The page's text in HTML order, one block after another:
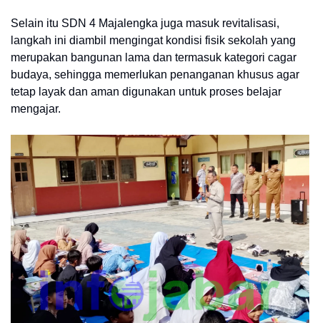
Selain itu SDN 4 Majalengka juga masuk revitalisasi,
langkah ini diambil mengingat kondisi fisik sekolah yang
merupakan bangunan lama dan termasuk kategori cagar
budaya, sehingga memerlukan penanganan khusus agar
tetap layak dan aman digunakan untuk proses belajar
mengajar.